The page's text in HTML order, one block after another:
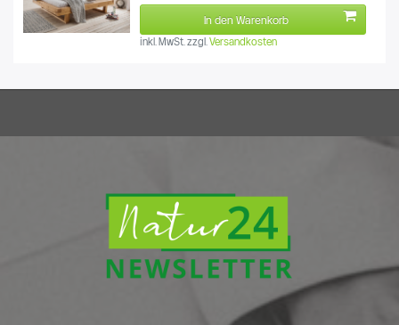
In den Warenkorb
inkl. MwSt. zzgl.Versandkosten